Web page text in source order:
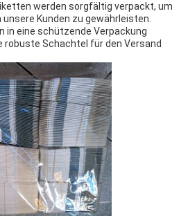
werden sorgfältig verpackt, um
Kunden zu gewährleisten.
in eine schützende Verpackung
robuste Schachtel für den Versand